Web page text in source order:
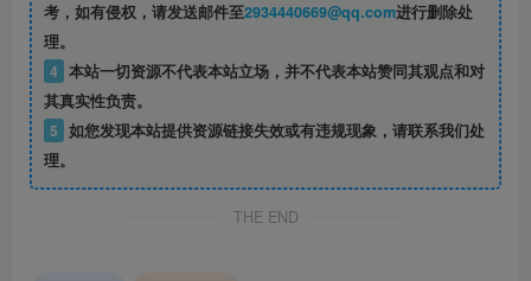
6、路线：开局就是15级，直接转职:然后按照一图一级
的流程一路升级到70
7、装备系统：装备系统算是最大的特色了。异界235成
套，这个是70版本的基础玩法。右边搭配强散。 强散主要来
自于镇魂图、一些经典装备(魂链、骨戒)、一些有趣的装备
考，如有侵权，请发送邮件至2934440669@qq.com进行删除处
理。
4 本站一切资源不代表本站立场，并不代表本站赞同其观点和对
其真实性负责。
5 如您发现本站提供资源链接失效或有违规现象，请联系我们处
理。
THE END